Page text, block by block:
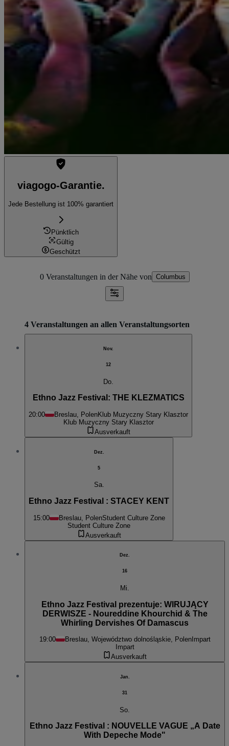
viagogo-Garantie.
Jede Bestellung ist 100% garantiert
Pünktlich
Gültig
Geschützt
0 Veranstaltungen in der Nähe von Columbus
4 Veranstaltungen an allen Veranstaltungsorten
Nov.
12
Do.
Ethno Jazz Festival: THE KLEZMATICS
20:00 Breslau, PolenKlub Muzyczny Stary Klasztor
Klub Muzyczny Stary Klasztor
Ausverkauft
Dez.
5
Sa.
Ethno Jazz Festival : STACEY KENT
15:00 Breslau, PolenStudent Culture Zone
Student Culture Zone
Ausverkauft
Dez.
16
Mi.
Ethno Jazz Festival prezentuje: WIRUJĄCY
DERWISZE - Noureddine Khourchid & The
Whirling Dervishes Of Damascus
19:00 Breslau, Województwo dolnośląskie, PolenImpart
Impart
Ausverkauft
Jan.
31
So.
Ethno Jazz Festival : NOUVELLE VAGUE „A Date
With Depeche Mode"